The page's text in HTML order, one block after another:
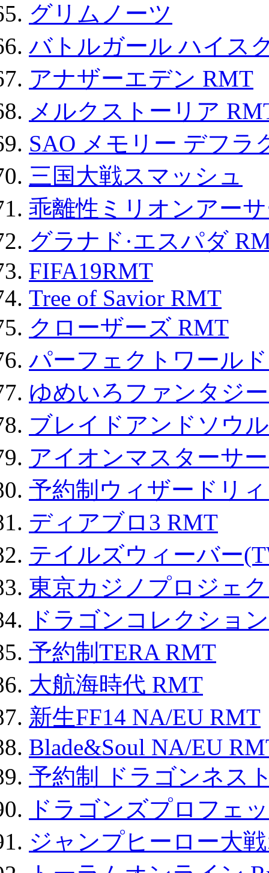
グリムノーツ
バトルガール ハイス
アナザーエデン RMT
メルクストーリア
SAO メモリー デフラ
三国大戦スマッシュ
乖離性ミリオンアー
グラナド·エスパダ
FIFA19RMT
Tree of Savior RMT
クローザーズ RMT
パーフェクトワール
ゆめいろファンタジ
ブレイドアンドソウ
アイオンマスターサ
予約制ウィザードリ
ディアブロ3 RMT
テイルズウィーバー
東京カジノプロジェ
ドラゴンコレクショ
予約制TERA RMT
大航海時代 RMT
新生FF14 NA/EU RMT
Blade&Soul NA/EU
予約制 ドラゴンネス
ドラゴンズプロフェ
ジャンプヒーロー大